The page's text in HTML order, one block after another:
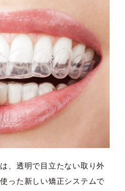
、透明で目立たない取り外
った新しい矯正システムで